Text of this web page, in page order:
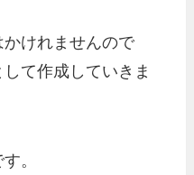
けれませんので
て作成していきま
。